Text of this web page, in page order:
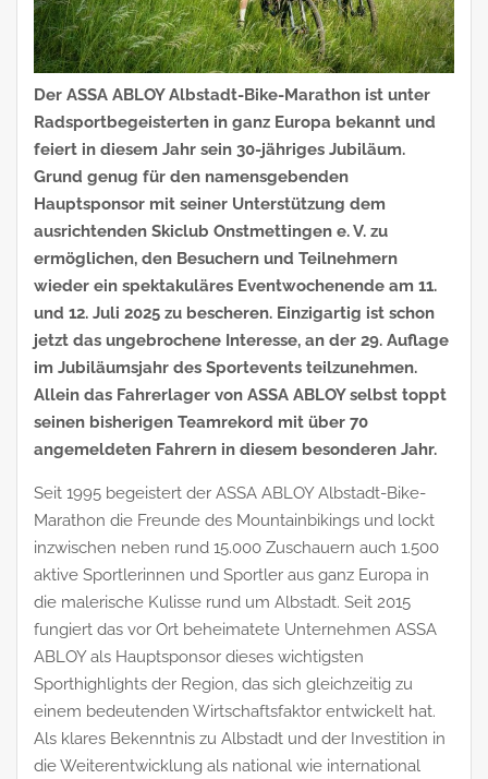
Der ASSA ABLOY Albstadt-Bike-Marathon ist unter
Radsportbegeisterten in ganz Europa bekannt und
feiert in diesem Jahr sein 30-jähriges Jubiläum.
Grund genug für den namensgebenden
Hauptsponsor mit seiner Unterstützung dem
ausrichtenden Skiclub Onstmettingen e. V. zu
ermöglichen, den Besuchern und Teilnehmern
wieder ein spektakuläres Eventwochenende am 11.
und 12. Juli 2025 zu bescheren. Einzigartig ist schon
jetzt das ungebrochene Interesse, an der 29. Auflage
im Jubiläumsjahr des Sportevents teilzunehmen.
Allein das Fahrerlager von ASSA ABLOY selbst toppt
seinen bisherigen Teamrekord mit über 70
angemeldeten Fahrern in diesem besonderen Jahr.
Seit 1995 begeistert der ASSA ABLOY Albstadt-Bike-
Marathon die Freunde des Mountainbikings und lockt
inzwischen neben rund 15.000 Zuschauern auch 1.500
aktive Sportlerinnen und Sportler aus ganz Europa in
die malerische Kulisse rund um Albstadt. Seit 2015
fungiert das vor Ort beheimatete Unternehmen ASSA
ABLOY als Hauptsponsor dieses wichtigsten
Sporthighlights der Region, das sich gleichzeitig zu
einem bedeutenden Wirtschaftsfaktor entwickelt hat.
Als klares Bekenntnis zu Albstadt und der Investition in
die Weiterentwicklung als national wie international